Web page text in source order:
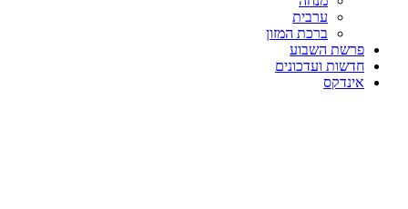
ערבית
ברכת המזון
פרשת השבוע
חדשות ועדכונים
אינדקס